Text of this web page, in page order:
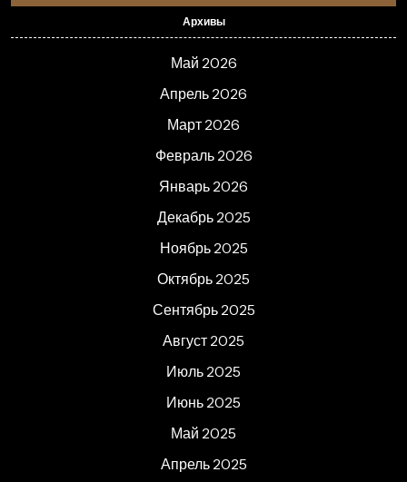
Архивы
Май 2026
Апрель 2026
Март 2026
Февраль 2026
Январь 2026
Декабрь 2025
Ноябрь 2025
Октябрь 2025
Сентябрь 2025
Август 2025
Июль 2025
Июнь 2025
Май 2025
Апрель 2025